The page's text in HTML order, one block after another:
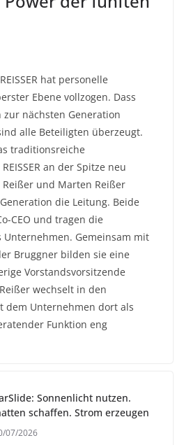
hat personelle
Ebene vollzogen. Dass
nächsten Generation
alle Beteiligten überzeugt.
traditionsreiche
an der Spitze neu
und Marten Reißer
die Leitung. Beide
CEO und tragen die
Gemeinsam mit
Bruggner bilden sie eine
Vorstandsvorsitzende
wechselt in den
dem Unternehmen dort als
Funktion eng
Sonnenlicht nutzen.
schaffen. Strom erzeugen
07/2026